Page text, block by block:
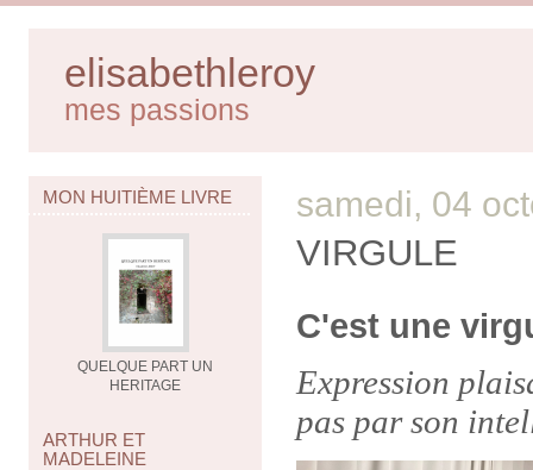
elisabethleroy
mes passions
MON HUITIÈME LIVRE
QUELQUE PART UN
HERITAGE
ARTHUR ET
MADELEINE
samedi, 04
VIRGULE
C'est une
Expression
pas par son